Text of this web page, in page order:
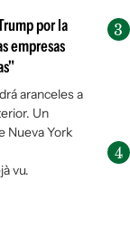
por la
empresas
aranceles a
Un
Nueva York
vu.